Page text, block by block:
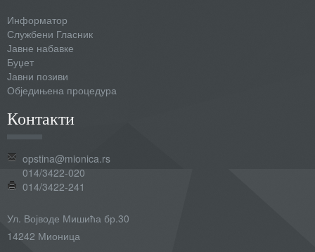
Информатор
Службени Гласник
Јавне набавке
Буџет
Јавни позиви
Обједињена процедура
Контакти
opstina@mionica.rs
014/3422-020
014/3422-241
Ул. Војводе Мишића бр.30
14242 Мионица